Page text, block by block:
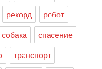
рекорд
робот
собака
спасение
транспорт